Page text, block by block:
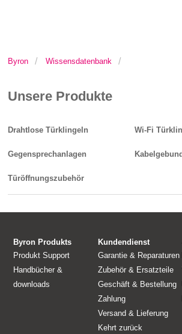
Byron Wissensdatenbank
Unsere Produkte
Drahtlose Türklingeln Wi-Fi
Gegensprechanlagen
Türöffnungszubehör
Byron Produkts
Produkt Support
Handbücher &
downloads
Kundendienst
Garantie & Reparaturen
Zubehör & Ersatzteile
Geschäft & Bestellung
Zahlung
Versand & Lieferung
Kehrt zurück